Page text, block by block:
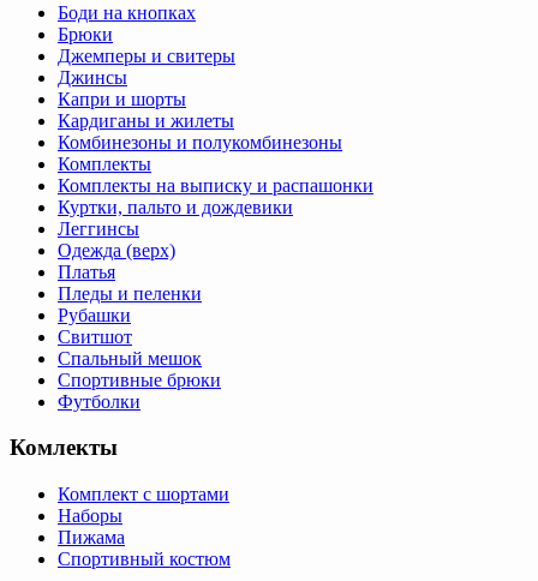
Боди на кнопках
Брюки
Джемперы и свитеры
Джинсы
Капри и шорты
Кардиганы и жилеты
Комбинезоны и полукомбинезоны
Комплекты
Комплекты на выписку и распашонки
Куртки, пальто и дождевики
Леггинсы
Одежда (верх)
Платья
Пледы и пеленки
Рубашки
Свитшот
Спальный мешок
Спортивные брюки
Футболки
Комлекты
Комплект с шортами
Наборы
Пижама
Спортивный костюм